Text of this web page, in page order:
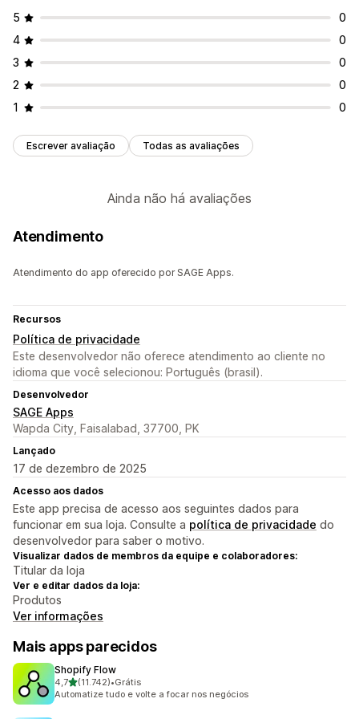
5
0
4
0
3
0
2
0
1
0
Escrever avaliação Todas as avaliações
Ainda não há avaliações
Atendimento
Atendimento do app oferecido por SAGE Apps.
Recursos
Política de privacidade
Este desenvolvedor não oferece atendimento ao cliente no
idioma que você selecionou: Português (brasil).
Desenvolvedor
SAGE Apps
Wapda City, Faisalabad, 37700, PK
Lançado
17 de dezembro de 2025
Acesso aos dados
Este app precisa de acesso aos seguintes dados para
funcionar em sua loja. Consulte a política de privacidade do
desenvolvedor para saber o motivo.
Visualizar dados de membros da equipe e colaboradores:
Titular da loja
Ver e editar dados da loja:
Produtos
Ver informações
Mais apps parecidos
Shopify Flow
4,7de 5 estrelas
(11.742)
11742 avaliações ao todo
•Grátis
Automatize tudo e volte a focar nos negócios